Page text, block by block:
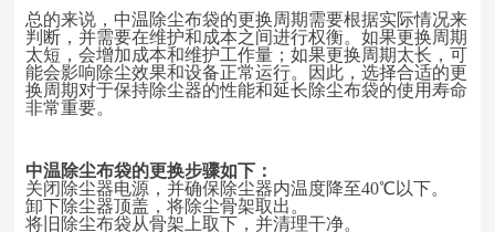
总的来说，中温除尘布袋的更换周期需要根据实际情况来
判断，并需要在维护和成本之间进行权衡。如果更换周期
太短，会增加成本和维护工作量；如果更换周期太长，可
能会影响除尘效果和设备正常运行。因此，选择合适的更
换周期对于保持除尘器的性能和延长除尘布袋的使用寿命
非常重要。
中温除尘布袋的更换步骤如下：
关闭除尘器电源，并确保除尘器内温度降至40℃以下。
卸下除尘器顶盖，将除尘骨架取出。
将旧除尘布袋从骨架上取下，并清理干净。